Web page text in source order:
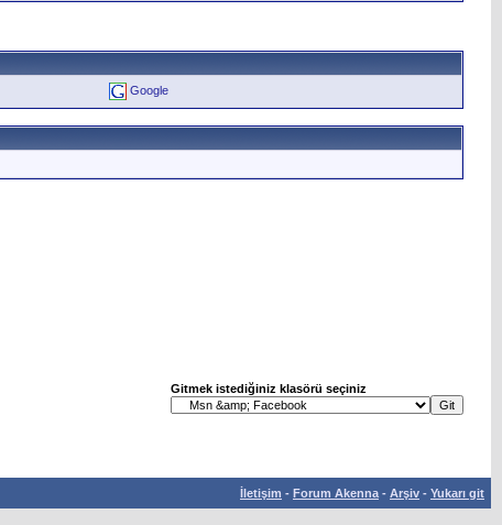
Google
Gitmek istediğiniz klasörü seçiniz
İletişim - Forum Akenna - Arşiv - Yukarı git